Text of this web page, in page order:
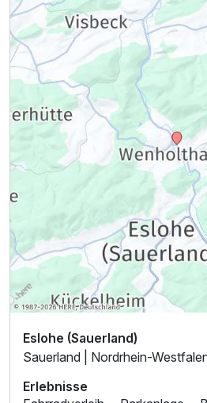
Eslohe (Sauerland)
Sauerland | Nordrhein-
Erlebnisse